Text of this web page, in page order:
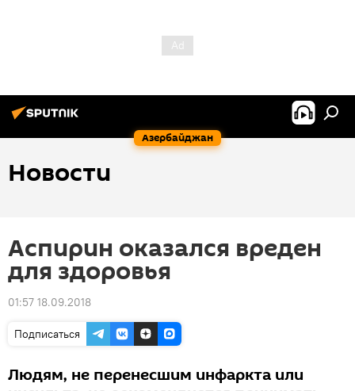
Азербайджан
Новости
Аспирин оказался вреден
для здоровья
01:57 18.09.2018
Подписаться
Людям, не перенесшим инфаркта или